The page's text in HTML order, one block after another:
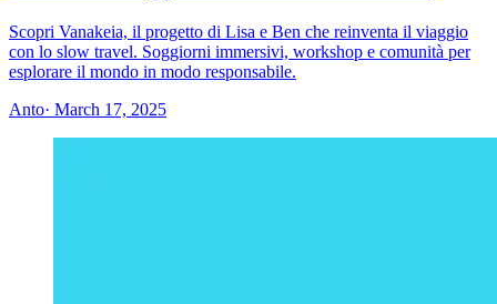
Scopri Vanakeia, il progetto di Lisa e Ben che reinventa il viaggio
con lo slow travel. Soggiorni immersivi, workshop e comunità per
esplorare il mondo in modo responsabile.
Anto· March 17, 2025